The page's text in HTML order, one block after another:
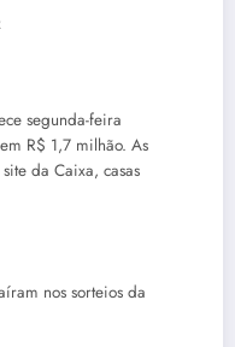
segunda-feira
R$ 1,7 milhão. As
da Caixa, casas
nos sorteios da